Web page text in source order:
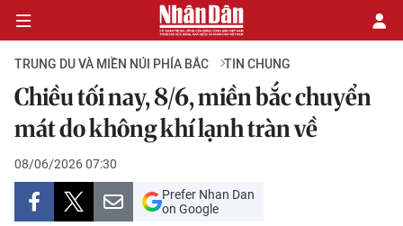
CHÍNH TRỊ
KINH TẾ
VĂN HÓA
TRUNG DU VÀ MIỀN NÚI PHÍA BẮC TIN CHUNG
Chiều tối nay, 8/6, miền bắc chuyển
mát do không khí lạnh tràn về
08/06/2026 07:30
Prefer Nhan Dan
on Google